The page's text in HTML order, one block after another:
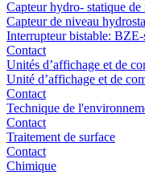
Capteur hydro- statique
Capteur de niveau
Interrupteur bistable: BZE-
Contact
Unités d’affichage et de
Unité d’affichage et de
Contact
Technique de
Contact
Traitement de surface
Contact
Chimique